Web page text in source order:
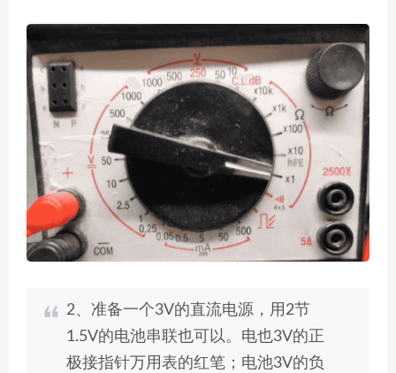
2、准备一个3V的直流电源，用2节
1.5V的电池串联也可以。电也3V的正
极接指针万用表的红笔；电池3V的负